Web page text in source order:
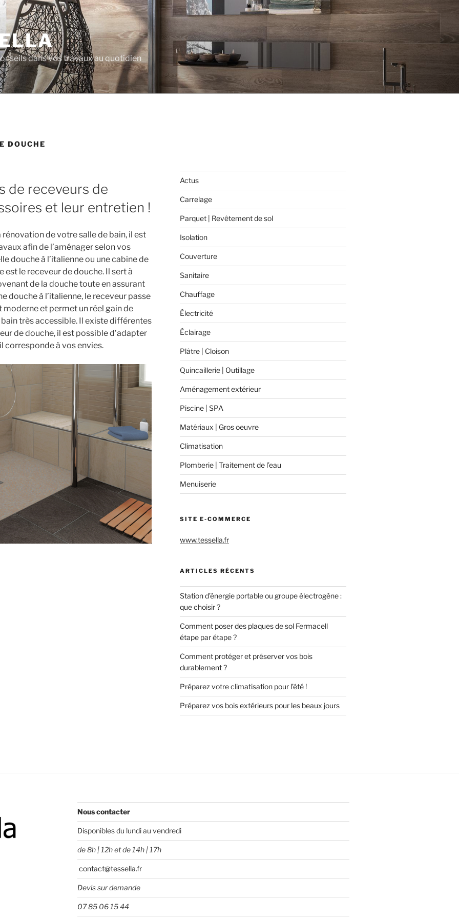
dans vos travaux au quotidien
DOUCHE
de receveurs de
et leur entretien !
de votre salle de bain, il est
afin de l’aménager selon vos
douche à l’italienne ou une cabine de
est le receveur de douche. Il sert à
de la douche toute en assurant
douche à l’italienne, le receveur passe
moderne et permet un réel gain de
très accessible. Il existe différentes
de douche, il est possible d’adapter
corresponde à vos envies.
Actus
Carrelage
Parquet | Revêtement de sol
Isolation
Couverture
Sanitaire
Chauffage
Électricité
Éclairage
Plâtre | Cloison
Quincaillerie | Outillage
Aménagement extérieur
Piscine | SPA
Matériaux | Gros oeuvre
Climatisation
Plomberie | Traitement de l’eau
Menuiserie
SITE E-COMMERCE
www.tessella.fr
ARTICLES RÉCENTS
Station d’énergie portable ou groupe électrogène :
que choisir ?
Comment poser des plaques de sol Fermacell
étape par étape ?
Comment protéger et préserver vos bois
durablement ?
Préparez votre climatisation pour l’été !
Préparez vos bois extérieurs pour les beaux jours
Nous contacter
Disponibles du lundi au vendredi
de 8h | 12h et de 14h | 17h
contact@tessella.fr
Devis sur demande
07 85 06 15 44